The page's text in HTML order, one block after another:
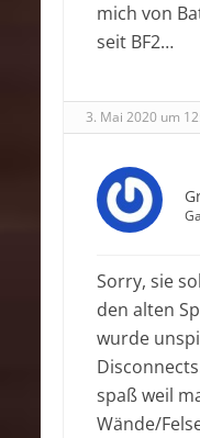
mich von
seit BF2…
3. Mai 2020 um
Sorry, sie
den alten
wurde
spaß weil
Wände/